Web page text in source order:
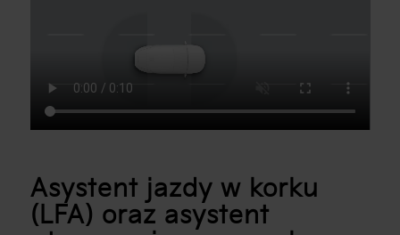
Asystent jazdy w korku
(LFA) oraz asystent